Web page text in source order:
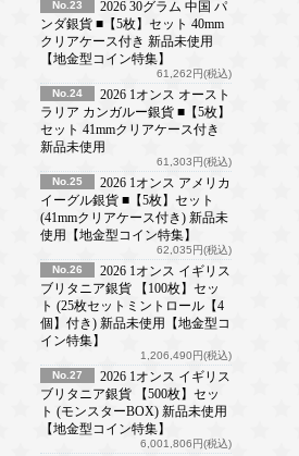
No.23
2026 30グラム 中国 パ
ンダ銀貨 ■【5枚】セット 40mm
クリアケース付き 新品未使用
【地金型コイン特集】
61,262円(税込)
No.24
2026 1オンス オースト
ラリア カンガルー銀貨 ■【5枚】
セット 41mmクリアケース付き
新品未使用
61,303円(税込)
No.25
2026 1オンス アメリカ
イーグル銀貨 ■【5枚】セット
(41mmクリアケース付き) 新品未
使用【地金型コイン特集】
62,035円(税込)
No.26
2026 1オンス イギリス
ブリタニア銀貨 【100枚】セッ
ト (25枚セットミントロール【4
個】付き) 新品未使用【地金型コ
イン特集】
1,206,490円(税込)
No.27
2026 1オンス イギリス
ブリタニア銀貨 【500枚】セッ
ト (モンスターBOX) 新品未使用
【地金型コイン特集】
6,001,806円(税込)